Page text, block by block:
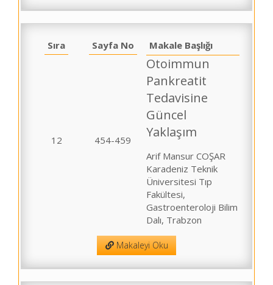
Sıra Sayfa No Makale Başlığı
12 454-459
Otoimmun
Pankreatit
Tedavisine
Güncel
Yaklaşım
Arif Mansur COŞAR
Karadeniz Teknik
Üniversitesi Tıp
Fakültesi,
Gastroenteroloji Bilim
Dalı, Trabzon
Makaleyi Oku